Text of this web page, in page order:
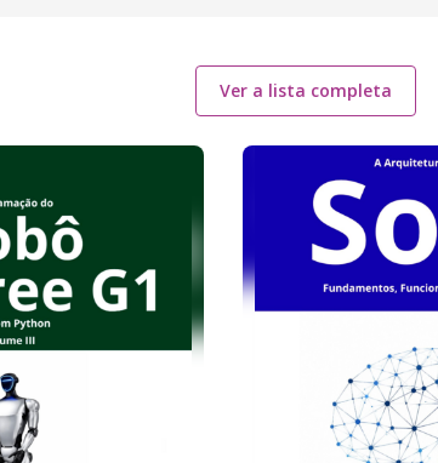
Ver a lista completa